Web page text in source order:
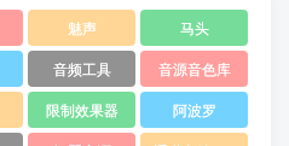
Tracktion Software Attracktive v1.1.0 WiN
魅声
马头
音频工具
音源音色库
限制效果器
阿波罗